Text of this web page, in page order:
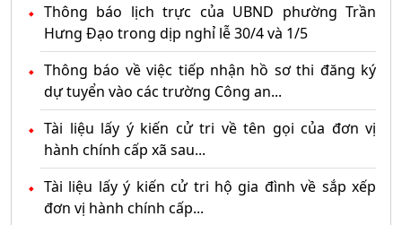
Thông báo lịch trực của UBND phường Trần
Hưng Đạo trong dịp nghỉ lễ 30/4 và 1/5
Thông báo về việc tiếp nhận hồ sơ thi đăng ký
dự tuyển vào các trường Công an...
Tài liệu lấy ý kiến cử tri về tên gọi của đơn vị
hành chính cấp xã sau...
Tài liệu lấy ý kiến cử tri hộ gia đình về sắp xếp
đơn vị hành chính cấp...